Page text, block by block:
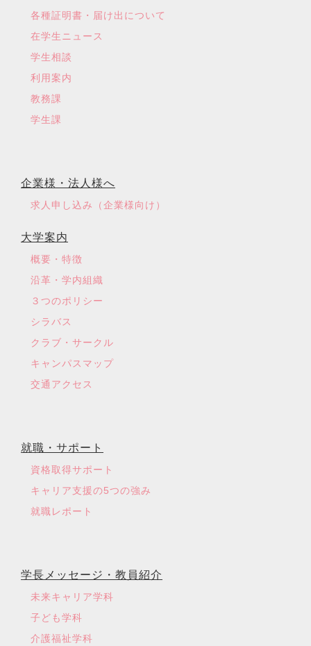
各種証明書・届け出について
在学生ニュース
学生相談
利用案内
教務課
学生課
企業様・法人様へ
求人申し込み（企業様向け）
大学案内
概要・特徴
沿革・学内組織
３つのポリシー
シラバス
クラブ・サークル
キャンパスマップ
交通アクセス
就職・サポート
資格取得サポート
キャリア支援の5つの強み
就職レポート
学長メッセージ・教員紹介
未来キャリア学科
子ども学科
介護福祉学科